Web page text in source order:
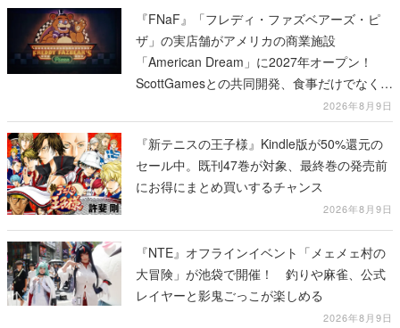
『FNaF』「フレディ・ファズベアーズ・ピ
ザ」の実店舗がアメリカの商業施設
「American Dream」に2027年オープン！
ScottGamesとの共同開発、食事だけでなくス
テージショーや没入型のホラー体験も楽しめ
る
2026年8月9日
『新テニスの王子様』Kindle版が50%還元の
セール中。既刊47巻が対象、最終巻の発売前
にお得にまとめ買いするチャンス
2026年8月9日
『NTE』オフラインイベント「メェメェ村の
大冒険」が池袋で開催！ 釣りや麻雀、公式
レイヤーと影鬼ごっこが楽しめる
2026年8月9日